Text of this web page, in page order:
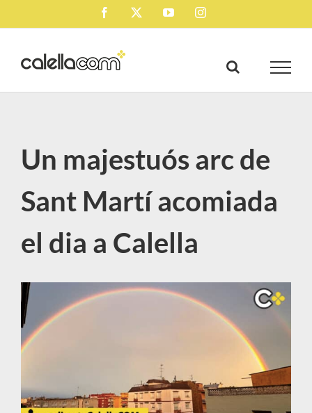
to
Facebook YouTubeInstagram
Un majestuós arc de
Sant Martí acomiada
el dia a Calella